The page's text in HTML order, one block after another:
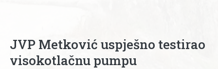
JVP Metković uspješno testirao
visokotlačnu pumpu